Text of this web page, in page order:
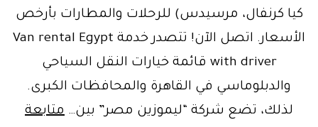
كيا كرنفال، مرسيدس) للرحلات والمطارات بأرخص
الأسعار. اتصل الآن! تتصدر خدمة Van rental Egypt
with driver قائمة خيارات النقل السياحي
والدبلوماسي في القاهرة والمحافظات الكبرى.
لذلك، تضع شركة “ليموزين مصر” بين… متابعة